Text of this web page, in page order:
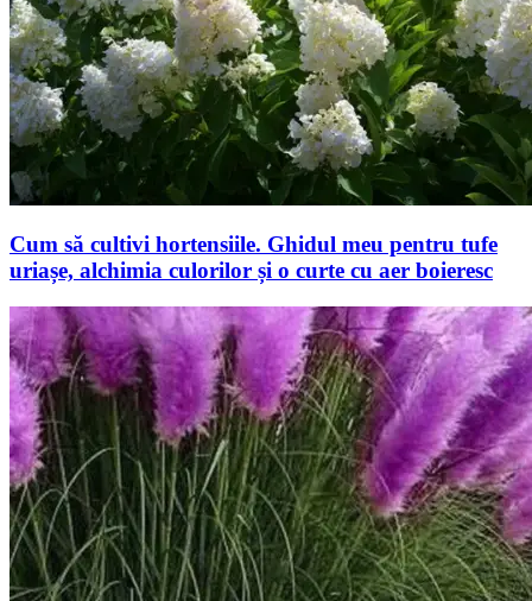
Cum să cultivi hortensiile. Ghidul meu pentru tufe
uriașe, alchimia culorilor și o curte cu aer boieresc